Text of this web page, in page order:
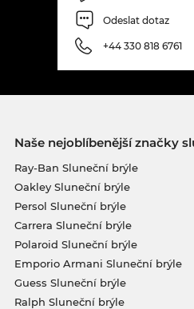
Odeslat dotaz
+44 330 818 6761
Naše nejoblíbenější značky
Ray-Ban Sluneční brýle
Oakley Sluneční brýle
Persol Sluneční brýle
Carrera Sluneční brýle
Polaroid Sluneční brýle
Emporio Armani Sluneční brýle
Guess Sluneční brýle
Ralph Sluneční brýle